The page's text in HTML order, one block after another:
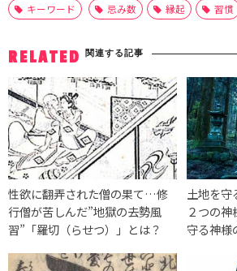
キーワード 忌み数 縁起 習慣
RELATED 関連する記事
性欲に翻弄された僧の果て…修
行僧が苦しんだ”地獄の去勢風
習”「羅切（らせつ）」とは？
土地を守
２つの
守る神様